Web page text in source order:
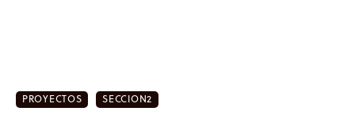
Investigación
PROYECTOS SECCION2